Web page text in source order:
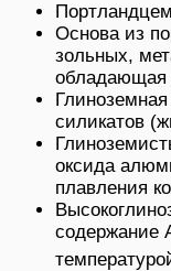
Основа из
зольных,
обладающая
силикатов
оксида
плавления
содержание